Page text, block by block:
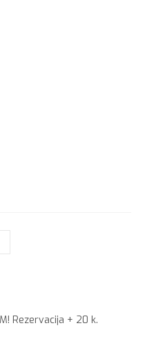
Rezervacija + 20 k.